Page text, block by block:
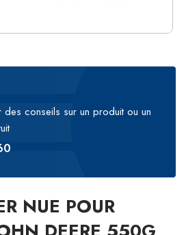
des conseils sur un produit ou un
NUE POUR